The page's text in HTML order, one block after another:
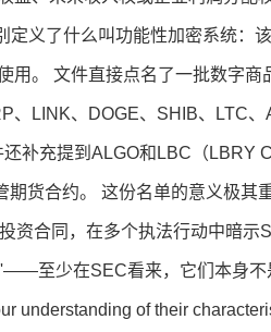
义了什么叫功能性加密系统：
用。 文件直接点名了一批数字
、LINK、DOGE、SHIB、LTC
还补充提到ALGO和LBC（
期货合约。 这份名单的意义极其
资合同，在多个执法行动中暗示
至少在SEC看来，它们本身不
understanding of their